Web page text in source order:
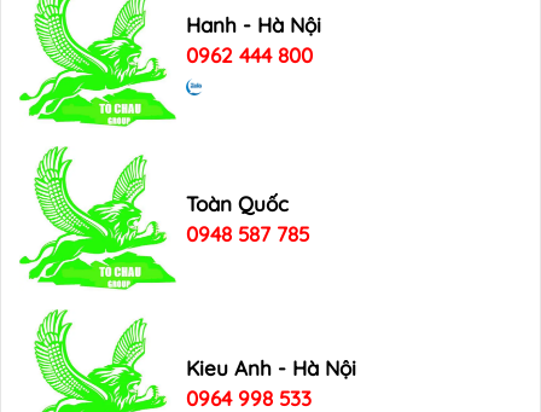
Hanh - Hà Nội
0962 444 800
Toàn Quốc
0948 587 785
Kieu Anh - Hà Nội
0964 998 533